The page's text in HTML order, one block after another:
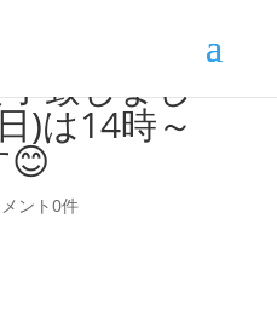
致しまし
)は14時～
😊
ント0件